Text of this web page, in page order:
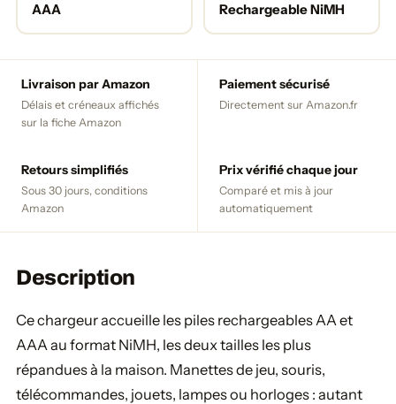
AAA Rechargeable NiMH
Livraison par Amazon
Délais et créneaux affichés
sur la fiche Amazon
Paiement sécurisé
Directement sur Amazon.fr
Retours simplifiés
Sous 30 jours, conditions
Amazon
Prix vérifié chaque jour
Comparé et mis à jour
automatiquement
Description
Ce chargeur accueille les piles rechargeables AA et
AAA au format NiMH, les deux tailles les plus
répandues à la maison. Manettes de jeu, souris,
télécommandes, jouets, lampes ou horloges : autant